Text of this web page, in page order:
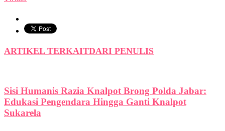
ARTIKEL TERKAITDARI PENULIS
Sisi Humanis Razia Knalpot Brong Polda Jabar:
Edukasi Pengendara Hingga Ganti Knalpot
Sukarela